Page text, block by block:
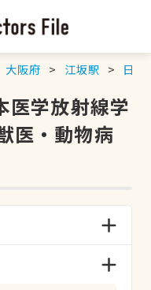
大阪府 江坂駅 日本
医学放射線学
医・動物病